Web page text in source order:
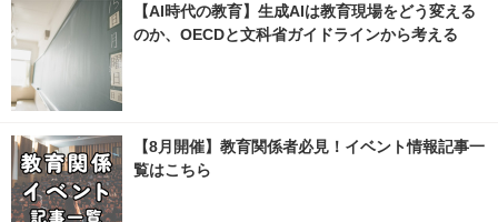
【AI時代の教育】生成AIは教育現場をどう変える
のか、OECDと文科省ガイドラインから考える
【8月開催】教育関係者必見！イベント情報記事一
覧はこちら